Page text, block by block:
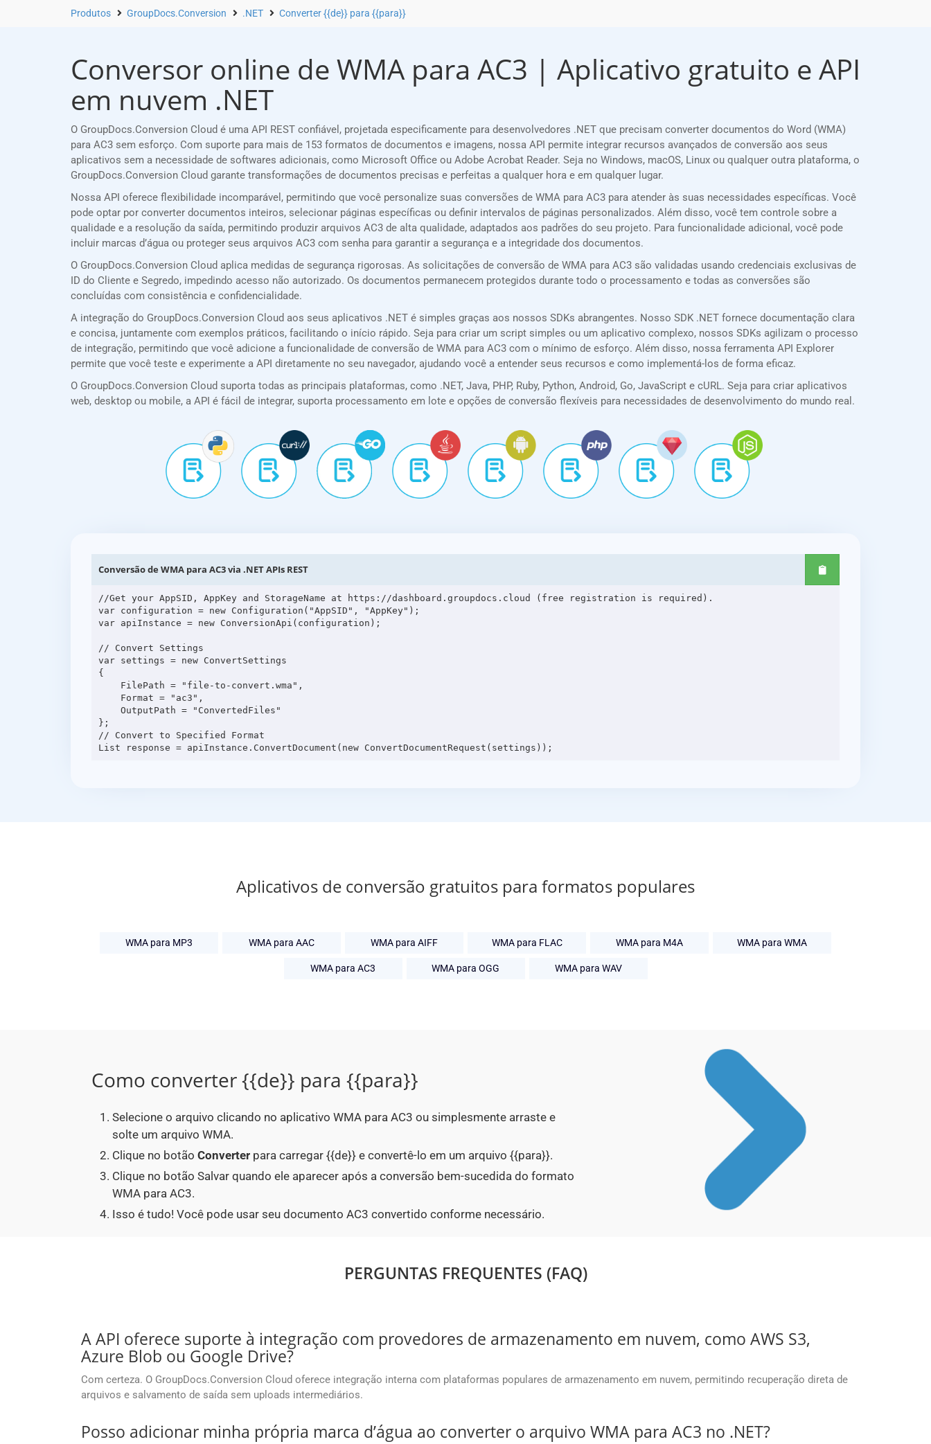
Produtos GroupDocs.Conversion .NET Converter {{de}} para {{para}}
Conversor online de WMA para AC3 | Aplicativo gratuito e API
em nuvem .NET
O GroupDocs.Conversion Cloud é uma API REST confiável, projetada especificamente para desenvolvedores .NET que precisam converter documentos do Word (WMA)
para AC3 sem esforço. Com suporte para mais de 153 formatos de documentos e imagens, nossa API permite integrar recursos avançados de conversão aos seus
aplicativos sem a necessidade de softwares adicionais, como Microsoft Office ou Adobe Acrobat Reader. Seja no Windows, macOS, Linux ou qualquer outra plataforma, o
GroupDocs.Conversion Cloud garante transformações de documentos precisas e perfeitas a qualquer hora e em qualquer lugar.
Nossa API oferece flexibilidade incomparável, permitindo que você personalize suas conversões de WMA para AC3 para atender às suas necessidades específicas. Você
pode optar por converter documentos inteiros, selecionar páginas específicas ou definir intervalos de páginas personalizados. Além disso, você tem controle sobre a
qualidade e a resolução da saída, permitindo produzir arquivos AC3 de alta qualidade, adaptados aos padrões do seu projeto. Para funcionalidade adicional, você pode
incluir marcas d’água ou proteger seus arquivos AC3 com senha para garantir a segurança e a integridade dos documentos.
O GroupDocs.Conversion Cloud aplica medidas de segurança rigorosas. As solicitações de conversão de WMA para AC3 são validadas usando credenciais exclusivas de
ID do Cliente e Segredo, impedindo acesso não autorizado. Os documentos permanecem protegidos durante todo o processamento e todas as conversões são
concluídas com consistência e confidencialidade.
A integração do GroupDocs.Conversion Cloud aos seus aplicativos .NET é simples graças aos nossos SDKs abrangentes. Nosso SDK .NET fornece documentação clara
e concisa, juntamente com exemplos práticos, facilitando o início rápido. Seja para criar um script simples ou um aplicativo complexo, nossos SDKs agilizam o processo
de integração, permitindo que você adicione a funcionalidade de conversão de WMA para AC3 com o mínimo de esforço. Além disso, nossa ferramenta API Explorer
permite que você teste e experimente a API diretamente no seu navegador, ajudando você a entender seus recursos e como implementá-los de forma eficaz.
O GroupDocs.Conversion Cloud suporta todas as principais plataformas, como .NET, Java, PHP, Ruby, Python, Android, Go, JavaScript e cURL. Seja para criar aplicativos
web, desktop ou mobile, a API é fácil de integrar, suporta processamento em lote e opções de conversão flexíveis para necessidades de desenvolvimento do mundo real.
Conversão de WMA para AC3 via .NET APIs REST
//Get your AppSID, AppKey and StorageName at https://dashboard.groupdocs.cloud (free registration is required).
var configuration = new Configuration("AppSID", "AppKey");
var apiInstance = new ConversionApi(configuration);
// Convert Settings
var settings = new ConvertSettings
{
};
// Convert to Specified Format
Aplicativos de conversão gratuitos para formatos populares
WMA para MP3 WMA para AAC WMA para AIFF WMA para FLAC WMA para M4A WMA para WMA
WMA para AC3 WMA para OGG WMA para WAV
Como converter {{de}} para {{para}}
Selecione o arquivo clicando no aplicativo WMA para AC3 ou simplesmente arraste e
solte um arquivo WMA.
Clique no botão Converter para carregar {{de}} e convertê-lo em um arquivo {{para}}.
Clique no botão Salvar quando ele aparecer após a conversão bem-sucedida do formato
WMA para AC3.
Isso é tudo! Você pode usar seu documento AC3 convertido conforme necessário.
PERGUNTAS FREQUENTES (FAQ)
A API oferece suporte à integração com provedores de armazenamento em nuvem, como AWS S3,
Azure Blob ou Google Drive?
Com certeza. O GroupDocs.Conversion Cloud oferece integração interna com plataformas populares de armazenamento em nuvem, permitindo recuperação direta de
arquivos e salvamento de saída sem uploads intermediários.
Posso adicionar minha própria marca d’água ao converter o arquivo WMA para AC3 no .NET?